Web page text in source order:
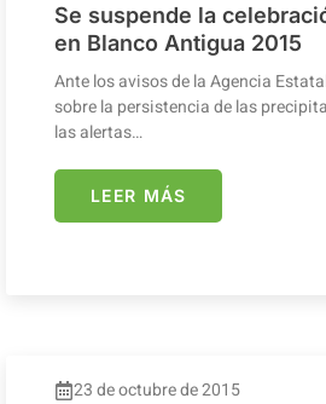
Se suspende la
en Blanco Antigua 2015
Ante los avisos de la Agencia
sobre la persistencia de las
las alertas…
LEER MÁS
23 de octubre de 2015